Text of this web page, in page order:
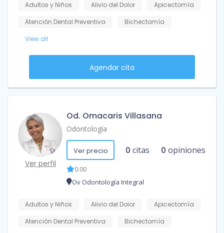
Adultos y Niños Alivio del Dolor
Apicectomía
Atención Dental Preventiva
Bichectomía
View all
Agendar cita
Ver perfil
Od. Omacaris Villasana
Odontología
Ver precio 0 citas 0 opiniones
0.00
Ov Odontología Integral
Adultos y Niños Alivio del Dolor
Apicectomía
Atención Dental Preventiva
Bichectomía